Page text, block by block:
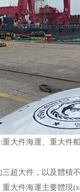
件海運、重大件船
件，以及體積不
大件海運主要體現